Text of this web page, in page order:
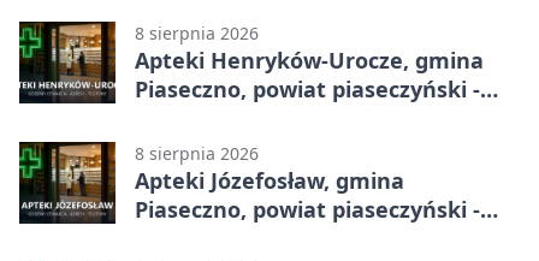
8 sierpnia 2026
Apteki Henryków-Urocze, gmina
Piaseczno, powiat piaseczyński -
8 sierpnia 2026
Apteki Józefosław, gmina
Piaseczno, powiat piaseczyński -